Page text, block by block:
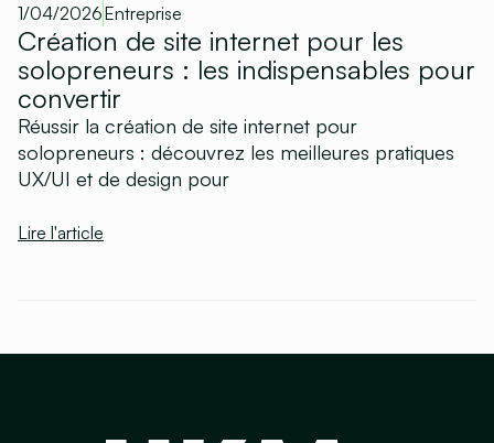
1/04/2026Entreprise
Création de site internet pour les
solopreneurs : les indispensables pour
convertir
Réussir la création de site internet pour
solopreneurs : découvrez les meilleures pratiques
UX/UI et de design pour
Lire l'article